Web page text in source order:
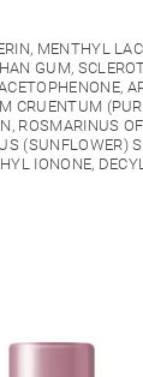
MENTHYL
GUM,
CRUENTUM
ROSMARINUS
(SUNFLOWER)
IONONE,